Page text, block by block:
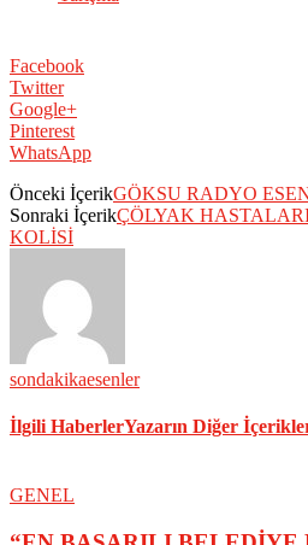
Facebook
Twitter
Google+
Pinterest
WhatsApp
Önceki İçerikGÖKSU RADYO
Sonraki İçerikÇÖLYAK
KOLİSİ
sondakikaesenler
İlgili HaberlerYazarın Diğer
GENEL